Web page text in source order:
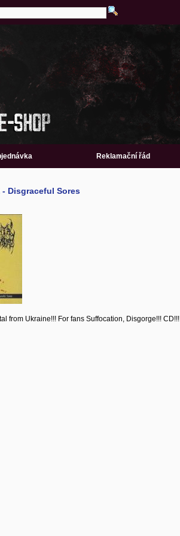
Reklamační řád
- Disgraceful Sores
from Ukraine!!! For fans Suffocation, Disgorge!!! CD!!!